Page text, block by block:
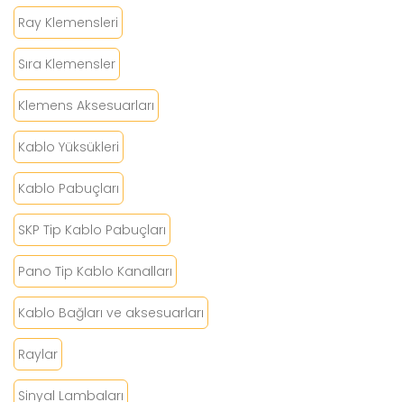
Ray Klemensleri
Sıra Klemensler
Klemens Aksesuarları
Kablo Yüksükleri
Kablo Pabuçları
SKP Tip Kablo Pabuçları
Pano Tip Kablo Kanalları
Kablo Bağları ve aksesuarları
Raylar
Sinyal Lambaları